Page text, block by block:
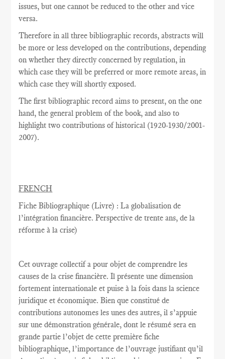
issues, but one cannot be reduced to the other and vice
versa.
Therefore in all three bibliographic records, abstracts will
be more or less developed on the contributions, depending
on whether they directly concerned by regulation, in
which case they will be preferred or more remote areas, in
which case they will shortly exposed.
Thefirst bibliographic record aims to present, on the one
hand, the general problem of the book, and also to
highlight two contributions of historical (1920-1930/2001-
2007).
FRENCH
Fiche Bibliographique (Livre) : La globalisation de
l’intégration financière. Perspective de trente ans, de la
réforme à la crise)
Cet ouvrage collectif a pour objet de comprendre les
causes de la crise financière. Il présente une dimension
fortement internationale et puise à la fois dans la science
juridique et économique. Bien que constitué de
contributions autonomes les unes des autres, il s’appuie
sur une démonstration générale, dont le résumé sera en
grande partie l’objet de cette première fiche
bibliographique, l’importance de l’ouvrage justifiant qu’il